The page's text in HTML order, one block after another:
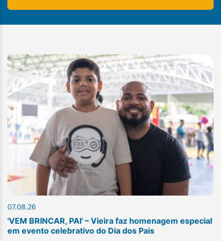
07.08.26
'VEM BRINCAR, PAI' – Vieira faz homenagem especial
em evento celebrativo do Dia dos Pais